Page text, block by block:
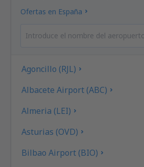
Ofertas en España
Agoncillo (RJL)
Albacete Airport (ABC)
Almeria (LEI)
Asturias (OVD)
Bilbao Airport (BIO)